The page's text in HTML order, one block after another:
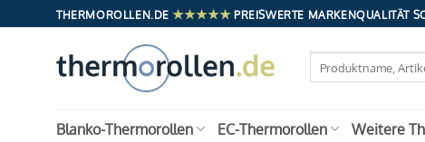
Inhalt
THERMOROLLEN.DE ★★★★★ PREISWERTE MARKENQUALITÄT
nach:
Blanko-Thermorollen EC-Thermorollen Weitere